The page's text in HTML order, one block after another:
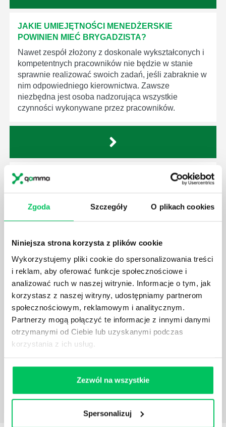
Zgoda Szczegóły O plikach cookies
Niniejsza strona korzysta z plików cookie
Wykorzystujemy pliki cookie do spersonalizowania treści
i reklam, aby oferować funkcje społecznościowe i
analizować ruch w naszej witrynie. Informacje o tym, jak
korzystasz z naszej witryny, udostępniamy partnerom
społecznościowym, reklamowym i analitycznym.
Partnerzy mogą połączyć te informacje z innymi danymi
otrzymanymi od Ciebie lub uzyskanymi podczas
korzystania z ich usług.
Zezwól na wszystkie
Spersonalizuj
JAKIE UMIEJĘTNOŚCI MENEDŻERSKIE
POWINIEN MIEĆ BRYGADZISTA?
Nawet zespół złożony z doskonale wykształconych i
kompetentnych pracowników nie będzie w stanie
sprawnie realizować swoich zadań, jeśli zabraknie w
nim odpowiedniego kierownictwa. Zawsze
niezbędna jest osoba nadzorująca wszystkie
czynności wykonywane przez pracowników.
JAK BRYGADZISTA MOŻE ROZWINĄĆ SWOJE
KOMPETENCJE MENEDŻERSKIE?
Menedżer to niezwykle ważne stanowisko w każdej
firmie. Osoba je pełniąca jest w pełni odpowiedzialna
za realizację działań podległych mu osób oraz
JAKĄ METODĘ ZARZĄDZANIA POWINIEN ZNAĆ
KAŻDY MENEDŻER?
Istnieje wiele metod zarządzania, które mogą okazać
się niezwykle przydatne. Zarządzanie zasobami